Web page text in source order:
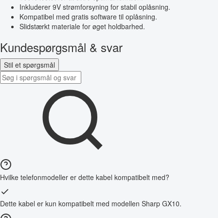
Inkluderer 9V strømforsyning for stabil oplåsning.
Kompatibel med gratis software til oplåsning.
Slidstærkt materiale for øget holdbarhed.
Kundespørgsmål & svar
Stil et spørgsmål
Hvilke telefonmodeller er dette kabel kompatibelt med?
Dette kabel er kun kompatibelt med modellen Sharp GX10.